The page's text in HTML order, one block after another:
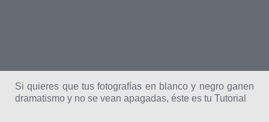
Si quieres que tus fotografías en blanco y negro ganen
dramatismo y no se vean apagadas, éste es tu Tutorial